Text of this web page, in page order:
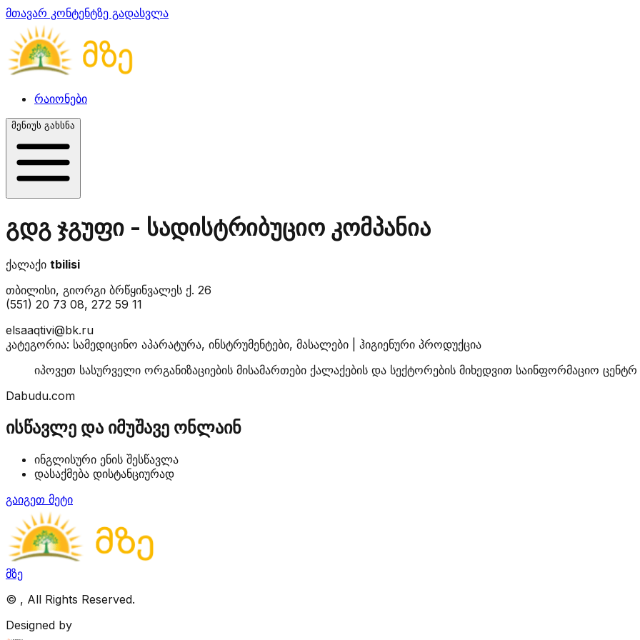
მთავარ კონტენტზე გადასვლა
რაიონები
მენიუს გახსნა
გდგ ჯგუფი - სადისტრიბუციო კომპანია
ქალაქი tbilisi
თბილისი, გიორგი ბრწყინვალეს ქ. 26
(551) 20 73 08, 272 59 11
elsaaqtivi@bk.ru
კატეგორია: სამედიცინო აპარატურა, ინსტრუმენტები, მასალები | ჰიგიენური პროდუქცია
იპოვეთ სასურველი ორგანიზაციების მისამართები ქალაქების და სექტორების მიხედვით საინფორმაციო ცენტრ
Dabudu.com
ისწავლე და იმუშავე ონლაინ
ინგლისური ენის შესწავლა
დასაქმება დისტანციურად
გაიგეთ მეტი
მზე
© , All Rights Reserved.
Designed by